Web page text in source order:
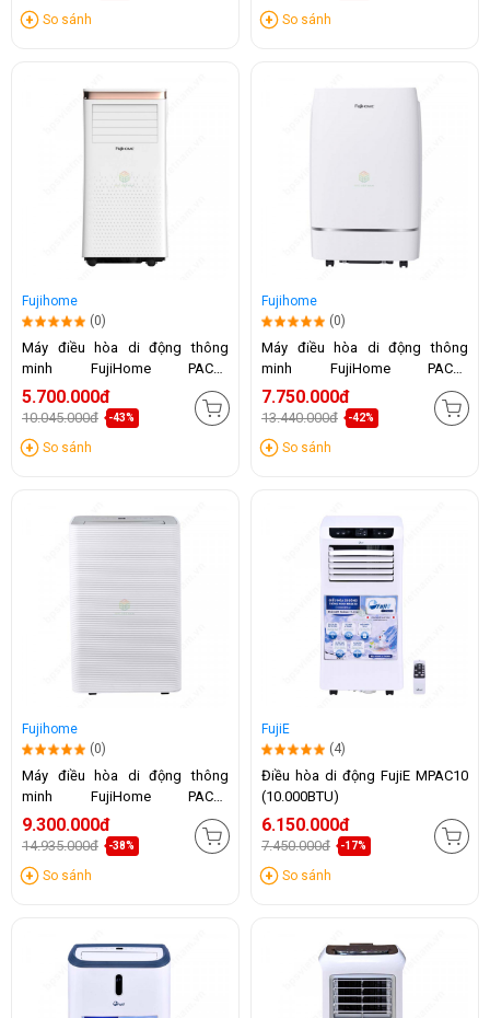
So sánh So sánh
Fujihome
(0)
Máy điều hòa di động thông
minh FujiHome PAC10
(10.000BTU)
5.700.000đ
10.045.000đ -43%
So sánh
Fujihome
(0)
Máy điều hòa di động thông
minh FujiHome PAC12
(12.000BTU)
7.750.000đ
13.440.000đ -42%
So sánh
Fujihome
(0)
Máy điều hòa di động thông
minh FujiHome PAC14
(14.000BTU)
9.300.000đ
14.935.000đ -38%
So sánh
FujiE
(4)
Điều hòa di động FujiE MPAC10
(10.000BTU)
6.150.000đ
7.450.000đ -17%
So sánh